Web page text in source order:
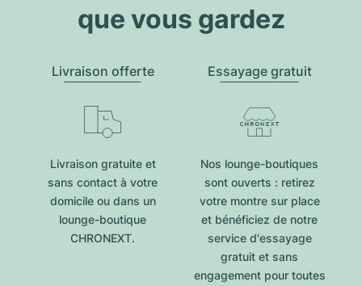
que vous gardez
Livraison offerte
Livraison gratuite et
sans contact à votre
domicile ou dans un
lounge-boutique
CHRONEXT.
Essayage gratuit
Nos lounge-boutiques
sont ouverts : retirez
votre montre sur place
et bénéficiez de notre
service d'essayage
gratuit et sans
engagement pour toutes